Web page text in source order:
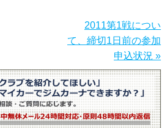
2011第1戦につい
て、締切1日前の参加
申込状況 »